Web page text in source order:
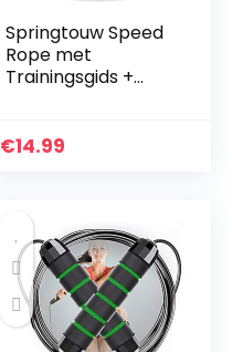
Springtouw Speed
Rope met
Trainingsgids +
staalkabels,
€14.99